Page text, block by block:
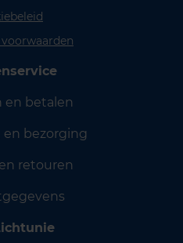
en betalen
en bezorging
retouren